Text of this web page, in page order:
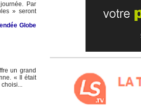
Par
» seront
Globe
un grand
« Il était